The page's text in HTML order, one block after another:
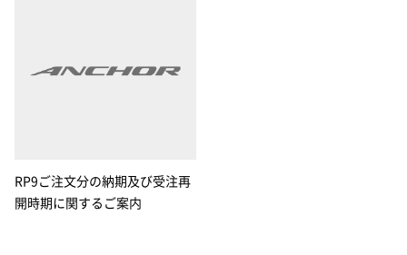
RP9ご注文分の納期及び受注再
開時期に関するご案内